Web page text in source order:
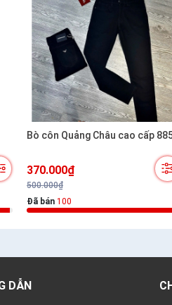
Bò côn Quảng Châu cao cấp
370.000₫
500.000₫
Đã bán 100
DẪN